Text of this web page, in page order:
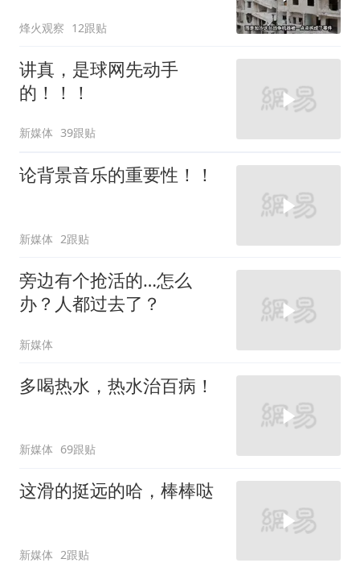
烽火观察 12跟贴
讲真，是球网先动手
的！！！
新媒体 39跟贴
论背景音乐的重要性！！
新媒体 2跟贴
旁边有个抢活的…怎么
办？人都过去了？
新媒体
多喝热水，热水治百病！
新媒体 69跟贴
这滑的挺远的哈，棒棒哒
新媒体 2跟贴